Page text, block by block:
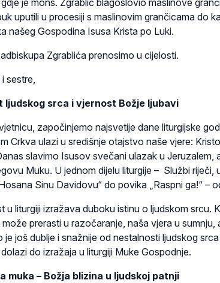
je mons. Zgrablić blagoslovio maslinove
uputili u procesiji s maslinovim grančicama do
našeg Gospodina Isusa Krista po Luki.
Zgrablića prenosimo u cijelosti.
sestre,
ljudskog srca i vjernost Božje ljubavi
započinjemo najsvetije dane liturgijske
Crkva ulazi u središnje otajstvo naše vjere:
slavimo Isusov svečani ulazak u Jeruzalem,
Muku. U jednom dijelu liturgije – Službi riječi,
Sinu Davidovu“ do povika „Raspni ga!“ –
u liturgiji izražava duboku istinu o ljudskom srcu.
prerasti u razočaranje, naša vjera u sumnju,
je još dublje i snažnije od nestalnosti ljudskog
do izražaja u liturgiji Muke Gospodnje.
muka – Božja blizina u ljudskoj patnji